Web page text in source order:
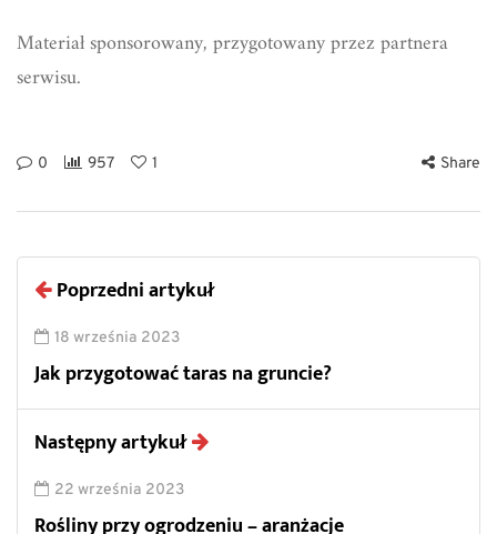
Materiał sponsorowany, przygotowany przez partnera
serwisu.
0 957 1 Share
Poprzedni artykuł
18 września 2023
Jak przygotować taras na gruncie?
Następny artykuł
22 września 2023
Rośliny przy ogrodzeniu – aranżacje